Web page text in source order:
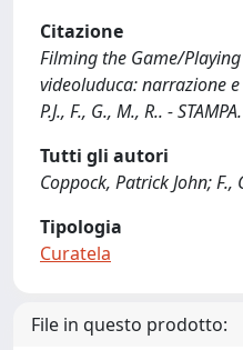
Citazione
Filming the Game/
videoluduca: narrazione
P.J., F., G., M., R.. -
Tutti gli autori
Coppock, Patrick John;
Tipologia
Curatela
File in questo prodotto: